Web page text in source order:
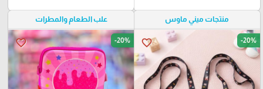
منتجات ميني ماوس
favorite_border -20%
علب الطعام والمطرات
favorite_border -20%